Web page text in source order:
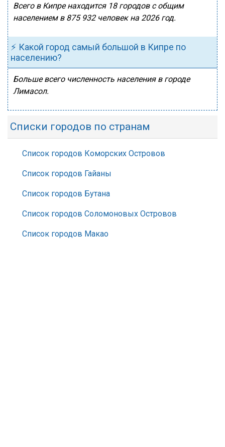
Всего в Кипре находится 18 городов с общим
населением в 875 932 человек на 2026 год.
⚡ Какой город самый большой в Кипре по
населению?
Больше всего численность населения в городе
Лимасол.
Списки городов по странам
Список городов Коморских Островов
Список городов Гайаны
Список городов Бутана
Список городов Соломоновых Островов
Список городов Макао